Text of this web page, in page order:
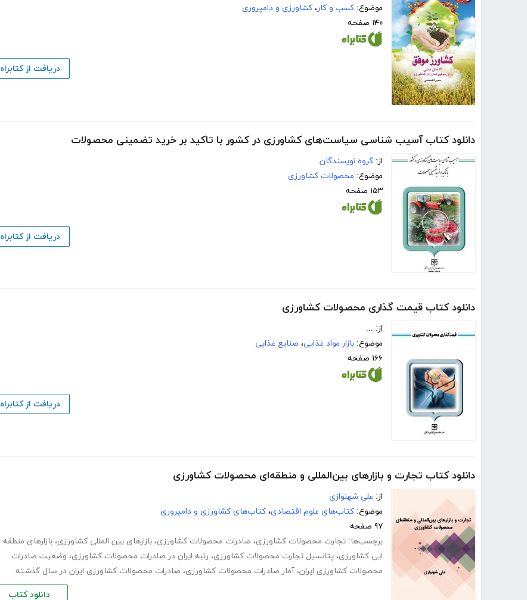
موضوع: کسب و کار، کشاورزی و دامپروری
۱۴۰ صفحه
دریافت از کتابراه
دانلود کتاب آسیب شناسی سیاست‌های کشاورزی در کشور با تاکید بر خرید تضمینی محصولات
از: گروه نویسندگان
موضوع: محصولات کشاورزی
۱۵۳ صفحه
دریافت از کتابراه
دانلود کتاب قیمت گذاری محصولات کشاورزی
از: ...
موضوع: بازار مواد غذایی، صنایع غذایی
۱۶۶ صفحه
دریافت از کتابراه
دانلود کتاب تجارت و بازارهای بین‌المللی و منطقه‌ای محصولات کشاورزی
از: علی شهنوازی
موضوع: کتاب‌های علوم اقتصادی، کتاب‌های کشاورزی و دامپروری
۹۷ صفحه
برچسب‌ها: تجارت محصولات کشاورزی، صادرات محصولات کشاورزی، بازارهای بین المللی کشاورزی، بازارهای منطقه
ایی کشاورزی، پتانسیل تجارت محصولات کشاورزی، رتبه ایران در صادرات محصولات کشاورزی، وضعیت صادرات
محصولات کشاورزی ایران، آمار صادرات محصولات کشاورزی، صادرات محصولات کشاورزی ایران در سال گذشته
دانلود کتاب